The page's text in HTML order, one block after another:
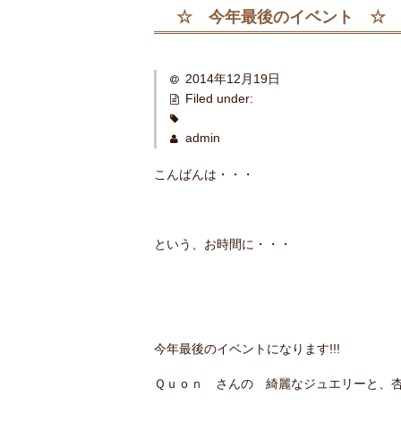
☆ 今年最後のイベント ☆
2014年12月19日
Filed under:
admin
こんばんは・・・
という、お時間に・・・
今年最後のイベントになります!!!
Ｑｕｏｎ さんの 綺麗なジュエリーと、